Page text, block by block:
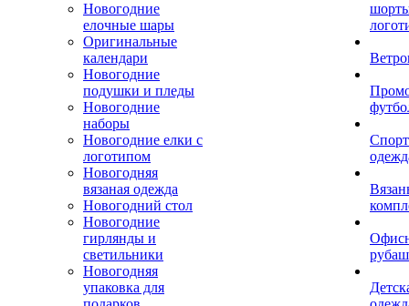
Новогодние
елочные шары
Оригинальные
календари
Новогодние
подушки и пледы
Новогодние
наборы
Новогодние елки с
логотипом
Новогодняя
вязаная одежда
Новогодний стол
Новогодние
гирлянды и
светильники
Новогодняя
упаковка для